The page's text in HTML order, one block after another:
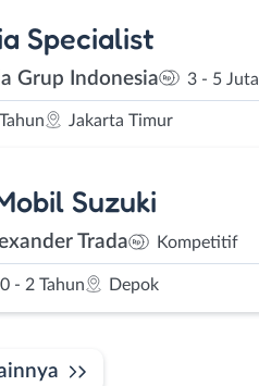
Specialist
Grup Indonesia 3 - 5 Juta
Jakarta Timur
Suzuki
Trada Kompetitif
0 - 2 Tahun Depok